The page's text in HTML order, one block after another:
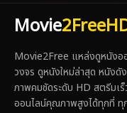
Movie
Movie2Free แหล่งดูหนังอ
วงจร ดูหนังใหม่ล่าสุด หนัง
ภาพคมชัดระดับ HD สตรีมเ
ออนไลน์คุณภาพสูงได้ทุกที่ ทุ